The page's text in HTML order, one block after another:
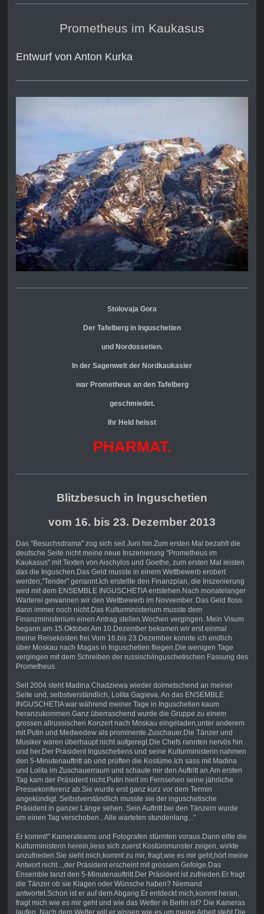
Prometheus im Kaukasus
Entwurf von Anton Kurka
Stolovaja Gora
Der Tafelberg in Inguschetien
und Nordossetien.
In der Sagenwelt der Nordkaukasier
war Prometheus an den Tafelberg
geschmiedet.
Ihr Held heisst
PHARMAT.
Blitzbesuch in Inguschetien
vom 16. bis 23. Dezember 2013
Das "Besuchsdrama" zog sich seit Juni hin.Zum ersten Mal bezahlt die
deutsche Seite nicht meine neue Inszenierung "Prometheus im
Kaukasus" mit Texten von Aischylos und Goethe, zum ersten Mal leisten
das die Inguschen.Das Geld musste in einem Wettbewerb erobert
werden,"Tender" genannt.Ich erstellte den Finanzplan, die Inszenierung
wird mit dem ENSEMBLE INGUSCHETIA entstehen.Nach monatelanger
Warterei gewannen wir den Wettbewerb im Novvember. Das Geld floss
dann immer noch nicht.Das Kulturministerium musste dem
Finanzministerium einen Antrag stellen.Wochen vergingen. Mein Visum
begann am 15.Oktober.Am 10.Dezember bekamen wir erst einmal
meine Reisekosten frei.Vom 16.bis 23.Dezember konnte ich endlich
über Moskau nach Magas in Inguschetien fliegen.Die wenigen Tage
vergingen mit dem Schreiben der russisch/inguschetischen Fassung des
Prometheus.
Seit 2004 steht Madina Chadziewa wieder dolmetschend an meiner
Seite und, selbstverständlich, Lolita Gagieva. An das ENSEMBLE
INGUSCHETIA war während meiner Tage in Inguschetien kaum
heranzukommen.Ganz überraschend wurde die Gruppe zu einem
grossen allrussischen Konzert nach Moskau eingeladen,unter anderem
mit Putin und Medwedew als prominente Zuschauer.Die Tänzer und
Musiker waren überhaupt nicht aufgeregt.Die Chefs rannten nervös hin
und her.Der Präsident Inguschetiens und seine Kulturministerin nahmen
den 5-Minutenauftritt ab und prüften die Kostüme.Ich sass mit Madina
und Lolita im Zuschauerraum und schaute mir den Auftritt an.Am ersten
Tag kam der Präsident nicht.Putin hielt im Fernsehen seine jährliche
Pressekonferenz ab.Sie wurde erst ganz kurz vor dem Termin
angekündigt. Selbstverständlich musste sie der inguschetische
Präsident in ganzer Länge sehen. Sein Auftritt bei den Tänzern wurde
um einen Tag verschoben...Alle warteten stundenlang..."
Er kommt!" Kamerateams und Fotografen stürmten voraus.Dann eilte die
Kulturministerin herein,liess sich zuerst Kostümmunster zeigen, wirkte
unzufrieden.Sie sieht mich,kommt zu mir, fragt,wie es mir geht,hört meine
Antwort nicht...,der Präsident erscheint mit grossem Gefolge.Das
Ensemble tanzt den 5-Minutenauftritt.Der Präsident ist zufrieden.Er fragt
die Tänzer ob sie Klagen oder Wünsche haben? Niemand
antwortet.Schon ist er auf dem Abgang.Er entdeckt mich,kommt heran,
fragt mich wie es mir geht und wie das Wetter in Berlin ist? Die Kameras
laufen. Nach dem Wetter will er wissen,wie es um meine Arbeit steht.Die